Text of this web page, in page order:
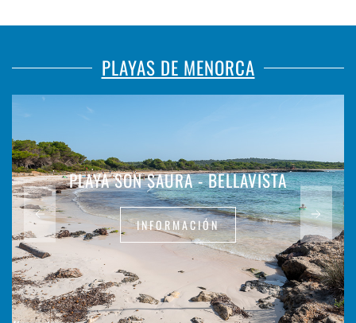
PLAYAS DE MENORCA
PLAYA SON SAURA - BELLAVISTA
INFORMACIÓN